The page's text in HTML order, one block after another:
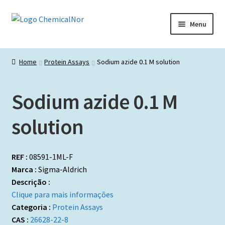
Ir
Saltar
Menu
Início
Catálogos de Representadas
Promoções
Home Protein Assays Sodium azide 0.1 M solution
Sodium azide 0.1 M
solution
REF : 08591-1ML-F
Marca : Sigma-Aldrich
Descrição :
Clique para mais informações
Categoria : Protein Assays
CAS : 26628-22-8